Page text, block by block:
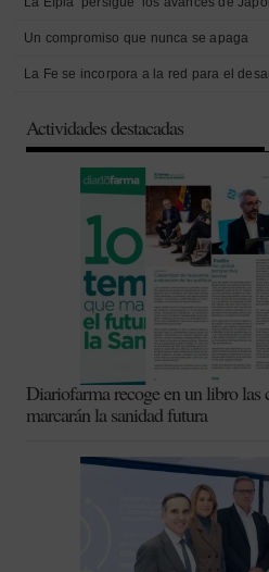
Un compromiso que nunca se apaga
La Fe se incorpora a la red para el
Actividades destacadas
Diariofarma recoge en un libro las
marcarán la sanidad futura